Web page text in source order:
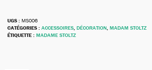
UGS : MS006
CATÉGORIES : ACCESSOIRES, DÉCORATION, MADAM STOLTZ
ÉTIQUETTE : MADAME STOLTZ